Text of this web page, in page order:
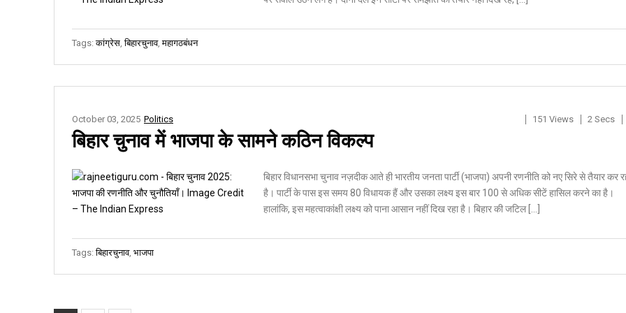
Tags:कांग्रेस,बिहारचुनाव,महागठबंधन
Politics
October 03, 2025 151 Views 2 Secs
बिहार चुनाव में भाजपा के सामने कठिन विकल्प
बिहार विधानसभा चुनाव नज़दीक आते ही भारतीय जनता पार्टी (भाजपा) अपनी रणनीति को नए सिरे से तैयार कर
है। पार्टी के पास इस समय 80 विधायक हैं और उसका लक्ष्य इस बार 100 से अधिक सीटें हासिल करने का है।
हालांकि, इस महत्वाकांक्षी लक्ष्य को पाना आसान नहीं दिख रहा है। बिहार की जटिल […]
Tags:बिहारचुनाव, भाजपा